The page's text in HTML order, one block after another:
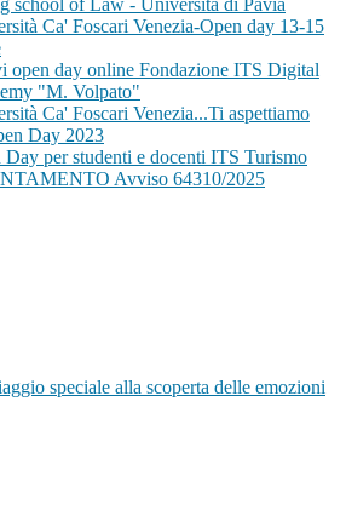
school of Law - Università di Pavia
Ca' Foscari Venezia-Open day 13-15
open day online Fondazione ITS Digital
"M. Volpato"
Ca' Foscari Venezia...Ti aspettiamo
Day 2023
Day per studenti e docenti ITS Turismo
Avviso 64310/2025
speciale alla scoperta delle emozioni